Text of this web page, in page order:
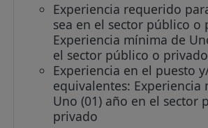
Experiencia requerido
sea en el sector público o
Experiencia mínima de
el sector público o
Experiencia en el puesto
equivalentes: Experiencia
Uno (01) año en el sector
privado